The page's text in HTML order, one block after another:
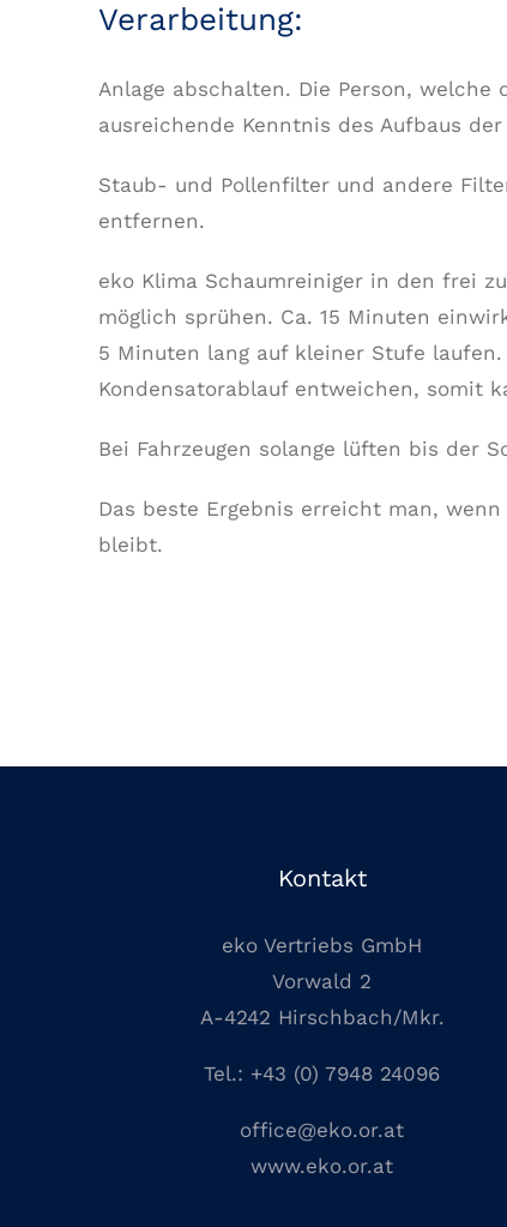
Verarbeitung:
Anlage abschalten. Die Person,
ausreichende Kenntnis des Aufbaus der
Staub- und Pollenfilter und andere
entfernen.
eko Klima Schaumreiniger in den frei
möglich sprühen. Ca. 15 Minuten
5 Minuten lang auf kleiner Stufe
Kondensatorablauf entweichen, somit
Bei Fahrzeugen solange lüften bis der
Das beste Ergebnis erreicht man,
bleibt.
Kontakt
eko Vertriebs GmbH
Vorwald 2
A-4242 Hirschbach/Mkr.
Tel.: +43 (0) 7948 24096
office@eko.or.at
www.eko.or.at